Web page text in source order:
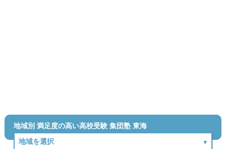
地域別 満足度の高い高校受験 集団塾 東海